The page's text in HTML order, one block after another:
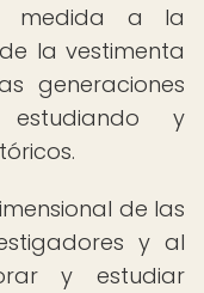
medida a la
la vestimenta
generaciones
y
de las
y al
y estudiar